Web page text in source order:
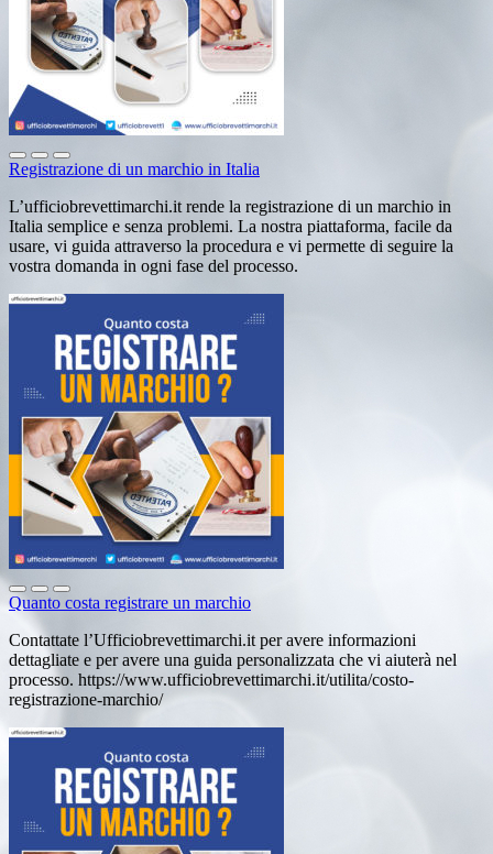
Registrazione di un marchio in Italia
L’ufficiobrevettimarchi.it rende la registrazione di un marchio in
Italia semplice e senza problemi. La nostra piattaforma, facile da
usare, vi guida attraverso la procedura e vi permette di seguire la
vostra domanda in ogni fase del processo.
Quanto costa registrare un marchio
Contattate l’Ufficiobrevettimarchi.it per avere informazioni
dettagliate e per avere una guida personalizzata che vi aiuterà nel
processo. https://www.ufficiobrevettimarchi.it/utilita/costo-
registrazione-marchio/